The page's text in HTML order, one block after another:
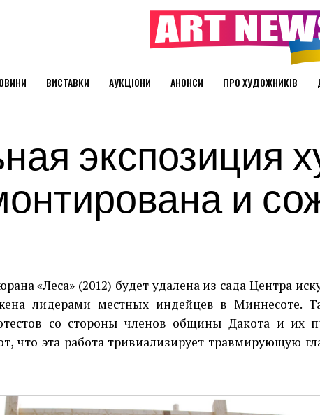
ВИСТАВКИ АУКЦІОНИ АНОНСИ ПРО ХУДОЖНИКІВ
экспозиция
и
«Леса» (2012) будет удалена из сада Центра
лидерами местных индейцев в Миннесоте.
со стороны членов общины Дакота и их
что эта работа тривиализирует травмирующую